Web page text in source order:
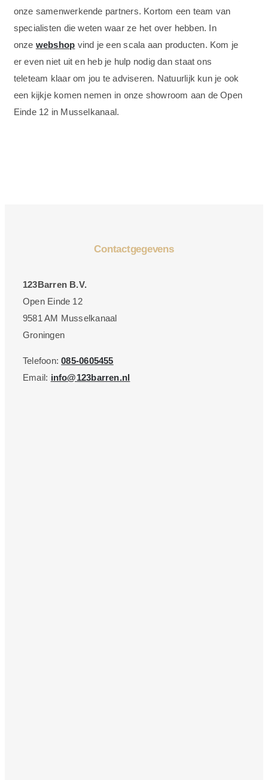
onze samenwerkende partners. Kortom een team van
specialisten die weten waar ze het over hebben. In
onze webshop vind je een scala aan producten. Kom je
er even niet uit en heb je hulp nodig dan staat ons
teleteam klaar om jou te adviseren. Natuurlijk kun je ook
een kijkje komen nemen in onze showroom aan de Open
Einde 12 in Musselkanaal.
Contactgegevens
123Barren B.V.
Open Einde 12
9581 AM Musselkanaal
Groningen
Telefoon:085-0605455
Email: info@123barren.nl